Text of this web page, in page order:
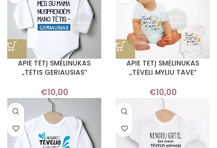
APIE TĖTĮ SMĖLINUKAS
„TĖTIS GERIAUSIAS“
€10,00
APIE TĖTĮ SMĖLINUKAS
„TĖVELI MYLIU TAVE“
€10,00